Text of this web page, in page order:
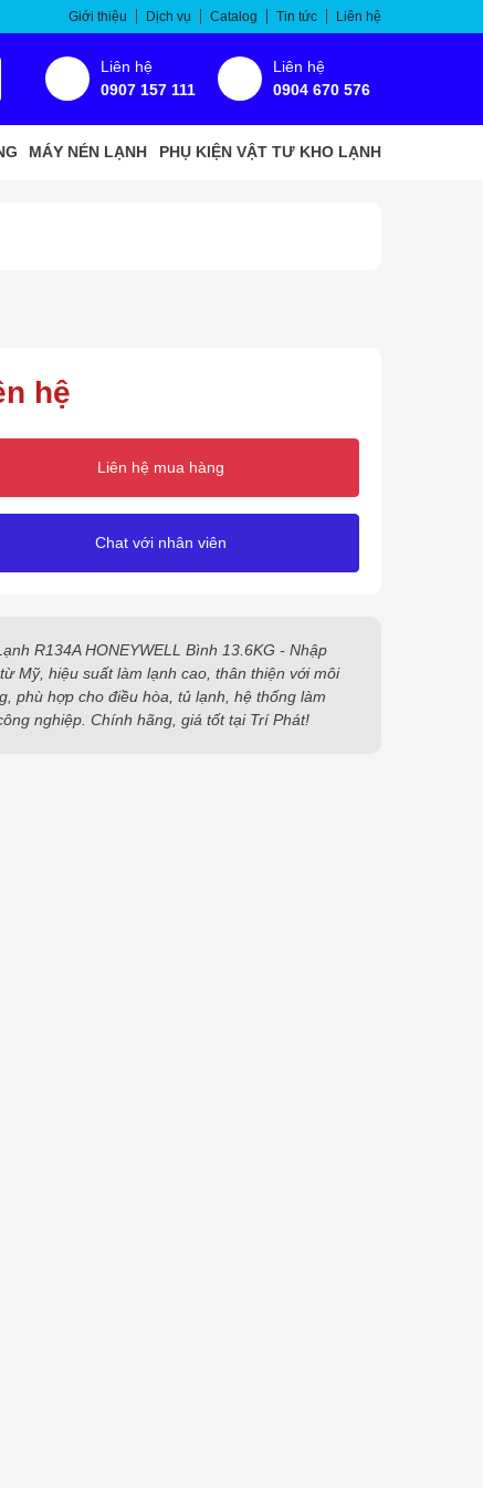
Giới thiệu Dịch vụ Catalog Tin tức Liên hệ
Liên hệ
0907 157 111
Liên hệ
0904 670 576
MÁY NÉN LẠNH PHỤ KIỆN VẬT TƯ KHO LẠNH
hệ
Liên hệ mua hàng
Chat với nhân viên
R134A HONEYWELL Bình 13.6KG - Nhập
Mỹ, hiệu suất làm lạnh cao, thân thiện với môi
phù hợp cho điều hòa, tủ lạnh, hệ thống làm
nghiệp. Chính hãng, giá tốt tại Trí Phát!